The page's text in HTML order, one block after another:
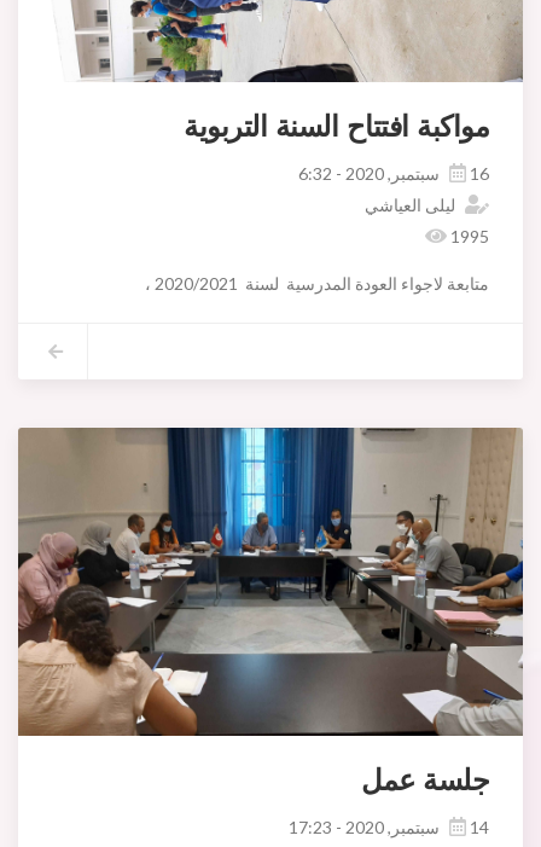
مواكبة افتتاح السنة التربوية
16 سبتمبر, 2020 - 6:32
ليلى العياشي
1995
متابعة لاجواء العودة المدرسية لسنة 2020/2021 ،
جلسة عمل
14 سبتمبر, 2020 - 17:23